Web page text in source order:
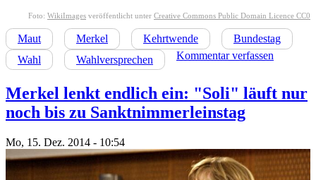
Foto: WikiImages veröffentlicht unter Creative Commons Public Domain Licence CC0
Maut Merkel Kehrtwende
Bundestag
Wahl
Wahlversprechen Kommentar verfassen
Merkel lenkt endlich ein: "Soli" läuft nur
noch bis zu Sanktnimmerleinstag
Mo, 15. Dez. 2014 - 10:54